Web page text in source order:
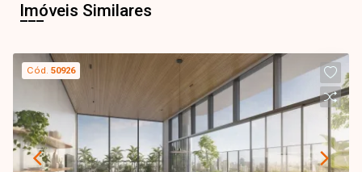
Imóveis Similares
Cód.50926